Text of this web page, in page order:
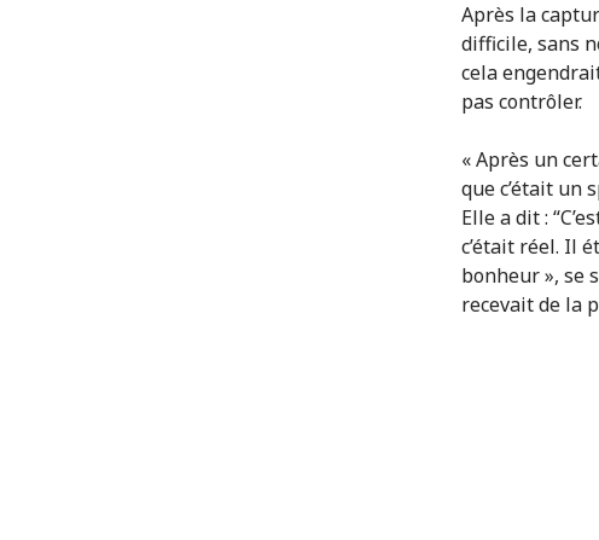
Après la
difficile, sans
cela
pas contrôler.
« Après un
que c’était un
Elle a dit :
c’était réel. Il
bonheur », se
recevait de la